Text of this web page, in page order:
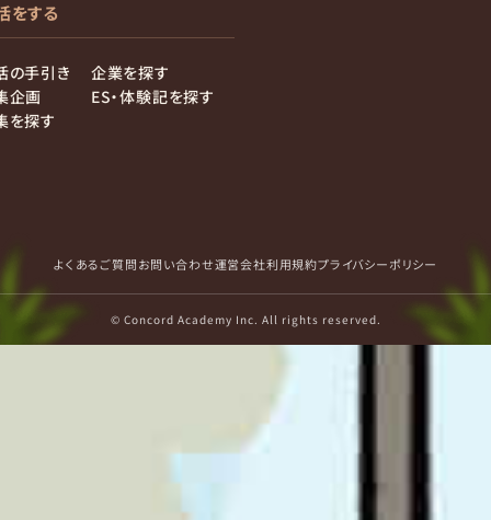
をする
の手引き
企画
を探す
企業を探す
ES・体験記を探す
よくあるご質問お問い合わせ運営会社利用規約プライバシーポリシー
© Concord Academy Inc. All rights reserved.